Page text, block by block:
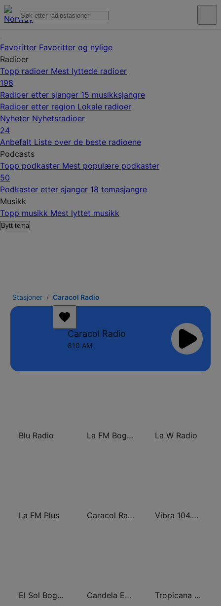
Favoritter Favoritter og nylige
Radioer
Topp radioer Mest lyttede radioer
198
Radioer etter sjanger 15 musikksjangre
Radioer etter region Lokale radioer
Nyheter Nyhetsradioer
24
Anbefalt Liste over de beste radioene
Podcasts
Topp podkaster Mest populære podkaster
50
Podkaster etter sjanger 18 temasjangre
Musikk
Topp musikk Mest lyttet musikk
Bytt tema
Stasjoner Caracol Radio
Caracol Radio
810 AM
Blu Radio La FM Bogotá La W Radio
La FM Plus Caracol Radio Medellín Vibra 104.9 FM
El Sol Bogotá Candela Estereo 101.9 FM Tropicana Bogotá